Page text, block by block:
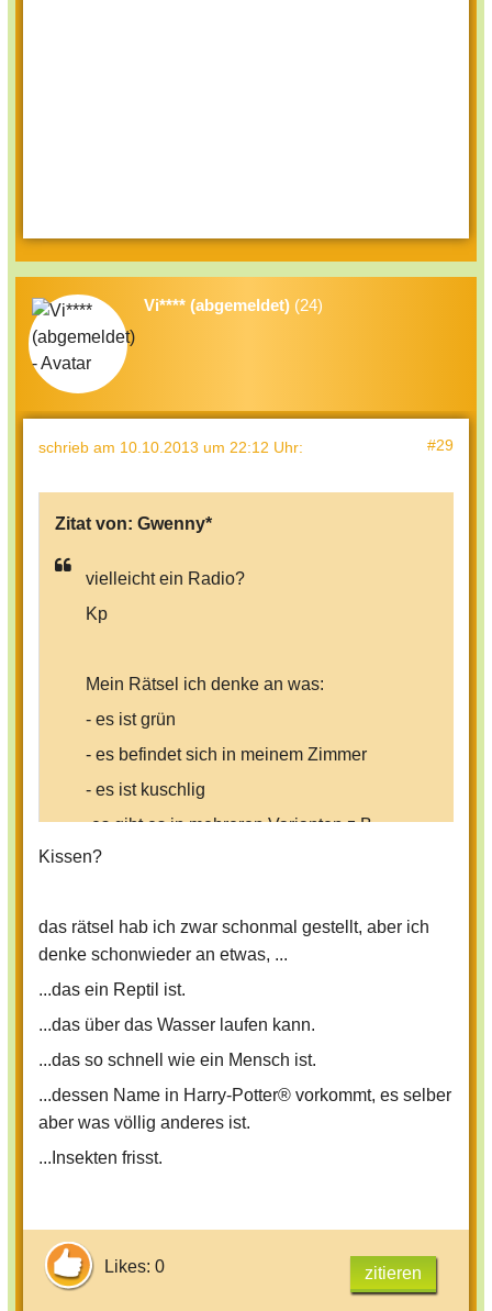
Vi**** (abgemeldet) (24)
schrieb am 10.10.2013 um 22:12 Uhr: #29
Zitat von: Gwenny*
vielleicht ein Radio?
Kp
Mein Rätsel ich denke an was:
- es ist grün
- es befindet sich in meinem Zimmer
- es ist kuschlig
-es gibt es in mehreren Varianten z.B
rund oder 4-eckig
-es liegt auf einem gegenstand in
meinem Zimmer der ebenfalls grün ist
Ich denke an ein....????
Kissen?
das rätsel hab ich zwar schonmal gestellt, aber ich
denke schonwieder an etwas, ...
...das ein Reptil ist.
...das über das Wasser laufen kann.
...das so schnell wie ein Mensch ist.
...dessen Name in Harry-Potter® vorkommt, es selber
aber was völlig anderes ist.
...Insekten frisst.
Likes: 0 zitieren